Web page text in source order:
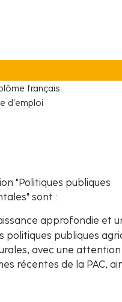
français
d'emploi
"Politiques publiques
sont :
approfondie et
politiques publiques
avec une attention
récentes de la PAC,